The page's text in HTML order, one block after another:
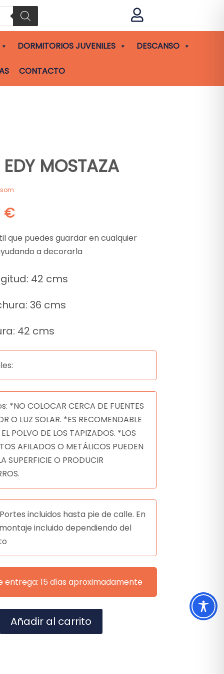

DORMITORIOS JUVENILES DESCANSO
CONTACTO
EDY MOSTAZA
€
que puedes guardar en cualquier
a decorarla
42 cms
36 cms
42 cms
*NO COLOCAR CERCA DE FUENTES
O LUZ SOLAR. *ES RECOMENDABLE
POLVO DE LOS TAPIZADOS. *LOS
AFILADOS O METÁLICOS PUEDEN
SUPERFICIE O PRODUCIR
incluidos hasta pie de calle. En
incluido dependiendo del
entrega: 15 días aproximadamente
Añadir al carrito